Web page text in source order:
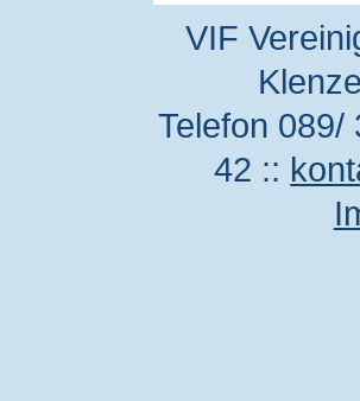
VIF
Telefon
42 ::